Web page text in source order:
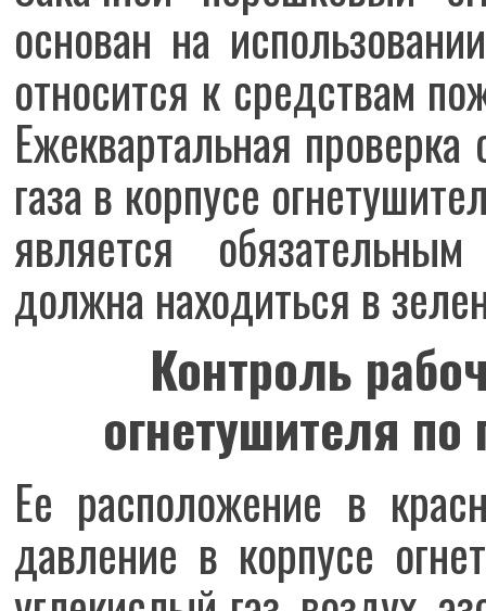
основан на
относится к средствам
Ежеквартальная
газа в корпусе
является
должна находиться в
Контроль
огнетушителя
Ее расположение в
давление в корпусе